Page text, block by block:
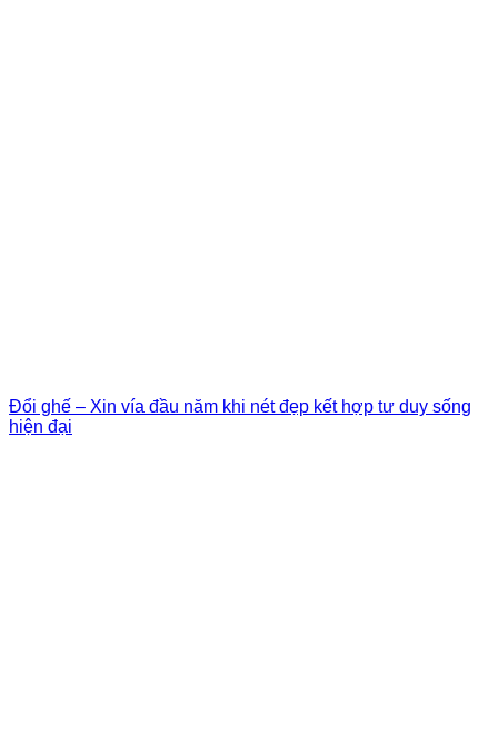
Đổi ghế – Xin vía đầu năm khi nét đẹp kết hợp tư duy sống
hiện đại